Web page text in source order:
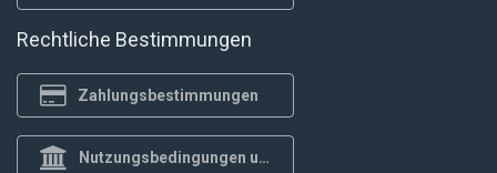
Rechtliche Bestimmungen
Zahlungsbestimmungen
Nutzungsbedingungen und Datenschutzrichtlinie